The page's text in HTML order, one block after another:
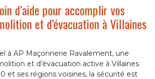
d’aide pour accomplir vos
et d’évacuation à Villaines
à AP Maçonnerie Ravalement, une
et d’évacuation active à Villaines
et ses régions voisines, la sécurité est